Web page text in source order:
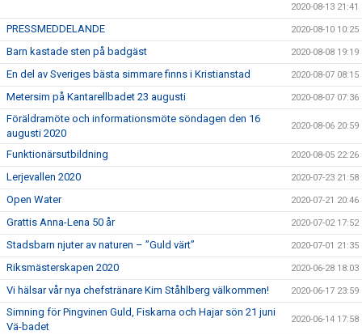
2020-08-13 21:41
PRESSMEDDELANDE 2020-08-10 10:25
Barn kastade sten på badgäst 2020-08-08 19:19
En del av Sveriges bästa simmare finns i Kristianstad 2020-08-07 08:15
Metersim på Kantarellbadet 23 augusti 2020-08-07 07:36
Föräldramöte och informationsmöte söndagen den 16
augusti 2020
2020-08-06 20:59
Funktionärsutbildning 2020-08-05 22:26
Lerjevallen 2020 2020-07-23 21:58
Open Water 2020-07-21 20:46
Grattis Anna-Lena 50 år 2020-07-02 17:52
Stadsbarn njuter av naturen – ”Guld värt” 2020-07-01 21:35
Riksmästerskapen 2020 2020-06-28 18:03
Vi hälsar vår nya chefstränare Kim Ståhlberg välkommen! 2020-06-17 23:59
Simning för Pingvinen Guld, Fiskarna och Hajar sön 21 juni
Vä-badet
2020-06-14 17:58